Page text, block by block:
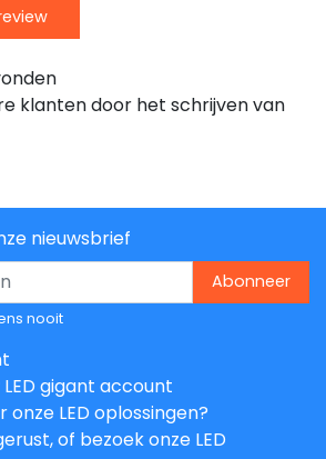
klanten door het schrijven van
nieuwsbrief
Abonneer
nooit
LED gigant account
onze LED oplossingen?
of bezoek onze LED